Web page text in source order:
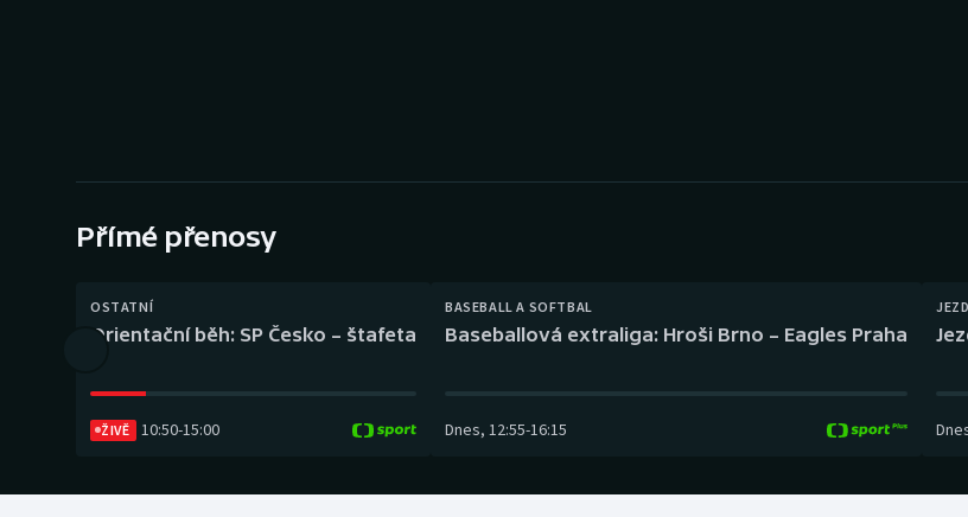
Futsal Parasport Volejbal
Přímé přenosy
OSTATNÍ
Orientační běh: SP Česko – štafeta
ŽIVĚ 10:50-15:00
BASEBALL A SOFTBAL
Baseballová extraliga: Hroši Brno – Eagles Praha
Dnes, 12:55-16:15